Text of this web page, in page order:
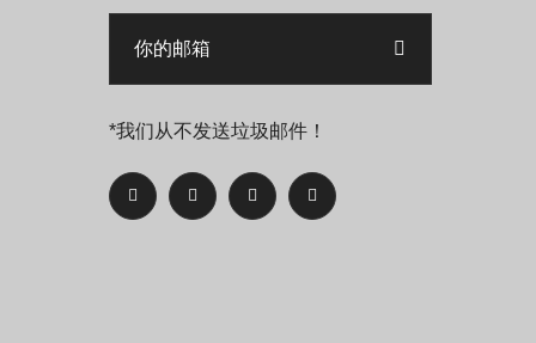
*我们从不发送垃圾邮件！